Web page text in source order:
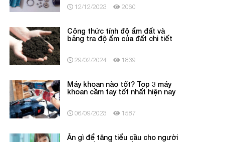
12/12/2023 2060
Công thức tính độ ẩm đất và
bảng tra độ ẩm của đất chi tiết
29/02/2024 1839
Máy khoan nào tốt? Top 3 máy
khoan cầm tay tốt nhất hiện nay
06/09/2023 1587
Ăn gì để tăng tiểu cầu cho người